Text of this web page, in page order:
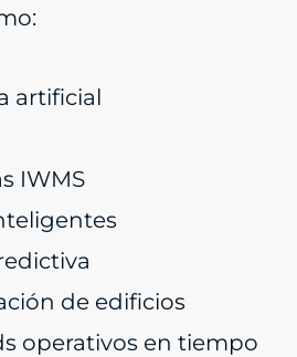
artificial
IWMS
de edificios
operativos en tiempo